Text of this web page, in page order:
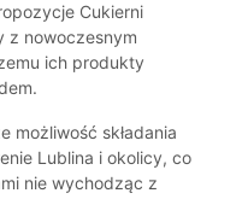
Cukierni
z nowoczesnym
ich produkty
możliwość składania
Lublina i okolicy, co
nie wychodząc z